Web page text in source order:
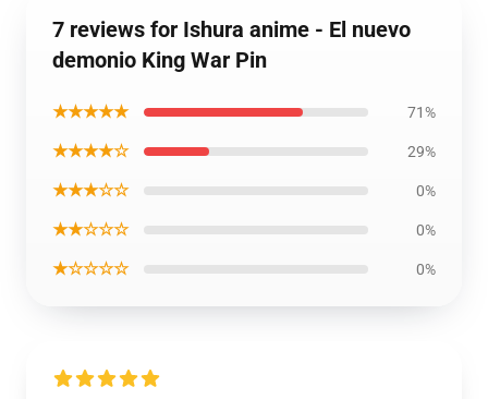
7 reviews for Ishura anime - El nuevo
demonio King War Pin
★★★★★ 71%
★★★★☆ 29%
★★★☆☆ 0%
★★☆☆☆ 0%
★☆☆☆☆ 0%